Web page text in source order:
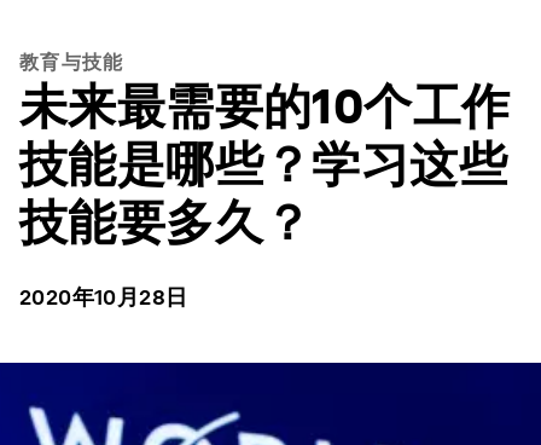
教育与技能
未来最需要的10个工作
技能是哪些？学习这些
技能要多久？
2020年10月28日